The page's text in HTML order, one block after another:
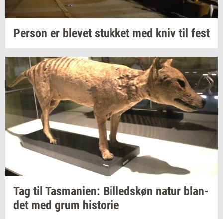
Per­son er ble­vet stuk­ket med kniv til fest
Tag til Tas­ma­ni­en: Bil­leds­køn natur blan­
det med grum hi­sto­rie